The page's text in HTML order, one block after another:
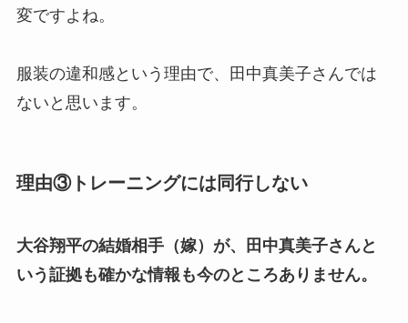
変ですよね。
服装の違和感という理由で、田中真美子さんでは
ないと思います。
理由③トレーニングには同行しない
大谷翔平の結婚相手（嫁）が、田中真美子さんと
いう証拠も確かな情報も今のところありません。